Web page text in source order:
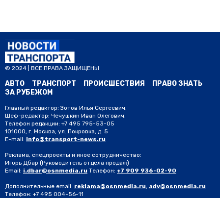
© 2024 | ВСЕ ПРАВА ЗАЩИЩЕНЫ
АВТО ТРАНСПОРТ ПРОИСШЕСТВИЯ
ПРАВО ЗНАТЬ
ЗА РУБЕЖОМ
Главный редактор: Зотов Илья Сергеевич.
Шеф-редактор: Чечушкин Иван Олегович.
Телефон редакции: +7 495 795-53-05
101000, г. Москва, ул. Покровка, д. 5
E-mail: info@transport-news.ru
Реклама, спецпроекты и иное сотрудничество:
Игорь Дбар (Руководитель отдела продаж)
Email: i.dbar@osnmedia.ru Телефон: +7 909 936-02-90
Дополнительные email: reklama@osnmedia.ru, adv@osnmedia.ru
Телефон: +7 495 004-56-11